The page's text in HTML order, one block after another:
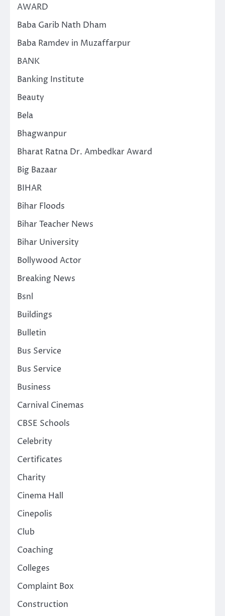
AWARD
Baba Garib Nath Dham
Baba Ramdev in Muzaffarpur
BANK
Banking Institute
Beauty
Bela
Bhagwanpur
Bharat Ratna Dr. Ambedkar Award
Big Bazaar
BIHAR
Bihar Floods
Bihar Teacher News
Bihar University
Bollywood Actor
Breaking News
Bsnl
Buildings
Bulletin
Bus Service
Bus Service
Business
Carnival Cinemas
CBSE Schools
Celebrity
Certificates
Charity
Cinema Hall
Cinepolis
Club
Coaching
Colleges
Complaint Box
Construction